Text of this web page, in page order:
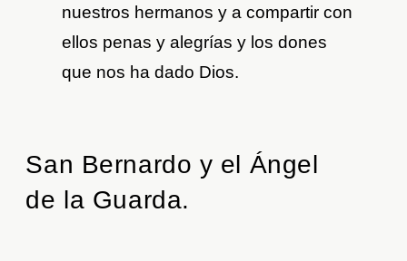
nuestros hermanos y a compartir con
ellos penas y alegrías y los dones
que nos ha dado Dios.
San Bernardo y el Ángel
de la Guarda.